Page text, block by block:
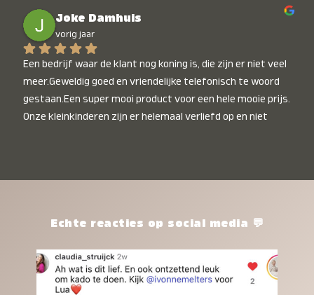
Joke Damhuis
vorig jaar
Een bedrijf waar de klant nog koning is, die zijn er niet veel
meer.Geweldig goed en vriendelijke telefonisch te woord
gestaan.Een super mooi product voor een hele mooie prijs.
Onze kleinkinderen zijn er helemaal verliefd op en niet
het waard.Echte reacties op social media 💬